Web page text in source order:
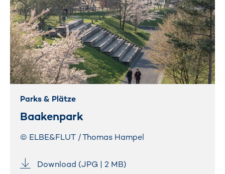
Parks & Plätze
Baakenpark
© ELBE&FLUT / Thomas Hampel
Download (JPG | 2 MB)